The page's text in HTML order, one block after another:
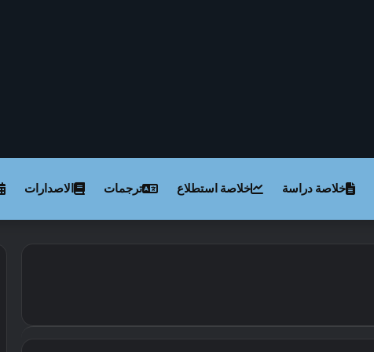
خلاصة دراسة خلاصة استطلاع ترجمات الاصدارات